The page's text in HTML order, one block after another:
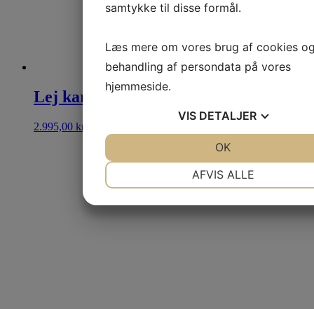
Lej karaokeanlæg
2.995,00 kr.
samtykke til disse formål.
Læs mere om vores brug af cookies
behandling af persondata på vores
hjemmeside.
VIS DETALJER
AFVIS ALLE
OK